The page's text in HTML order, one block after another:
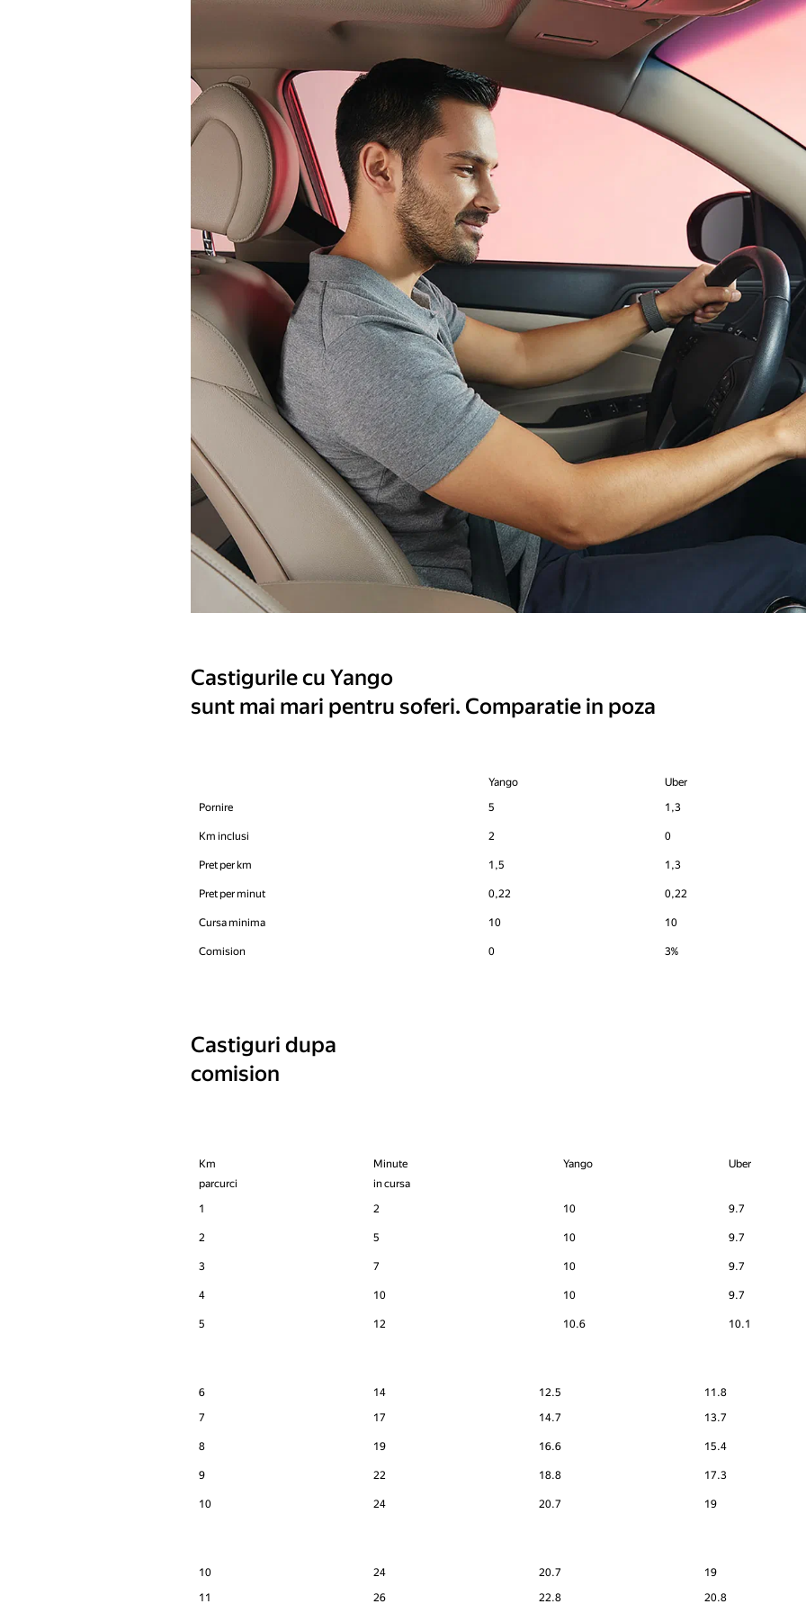
Castigurile cu Yango
sunt mai mari pentru soferi. Comparatie in poza
Yango
Uber
Pornire
5 1,3
Km inclusi 2 0
Pret per km 1,5 1,3
Pret per minut 0,22 0,22
Cursa minima 10 10
Comision 0 3%
Castiguri dupa
comision
Km
parcurci
Minute
in cursa
Yango Uber
1 2 10 9.7
2 5 10 9.7
3 7 10 9.7
4 10 10 9.7
5 12 10.6 10.1
6 14 12.5
11.8
7
17 14.7 13.7
8 19 16.6 15.4
9 22 18.8 17.3
10 24 20.7 19
10 24 20.7
19
11
26 22.8 20.8